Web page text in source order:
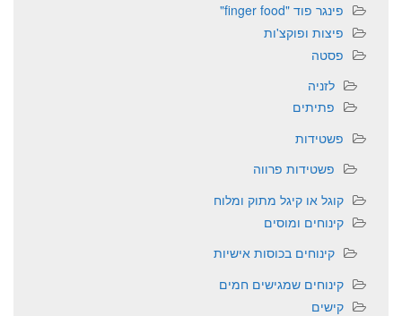
פינגר פוד "finger food"
פיצות ופוקצ'ות
פסטה
לזניה
פתיתים
פשטידות
פשטידות פרווה
קוגל או קיגל מתוק ומלוח
קינוחים ומוסים
קינוחים בכוסות אישיות
קינוחים שמגישים חמים
קישים